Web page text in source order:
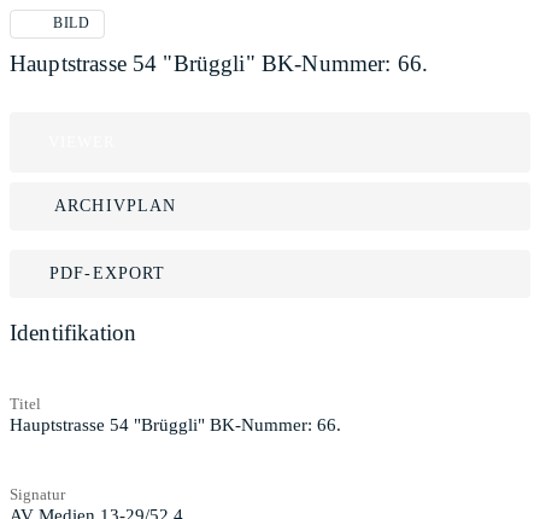
BILD
Hauptstrasse 54 "Brüggli" BK-Nummer: 66.
ARCHIVPLAN
PDF-EXPORT
Identifikation
Titel
Hauptstrasse 54 "Brüggli" BK-Nummer: 66.
Signatur
AV Medien 13-29/52.4